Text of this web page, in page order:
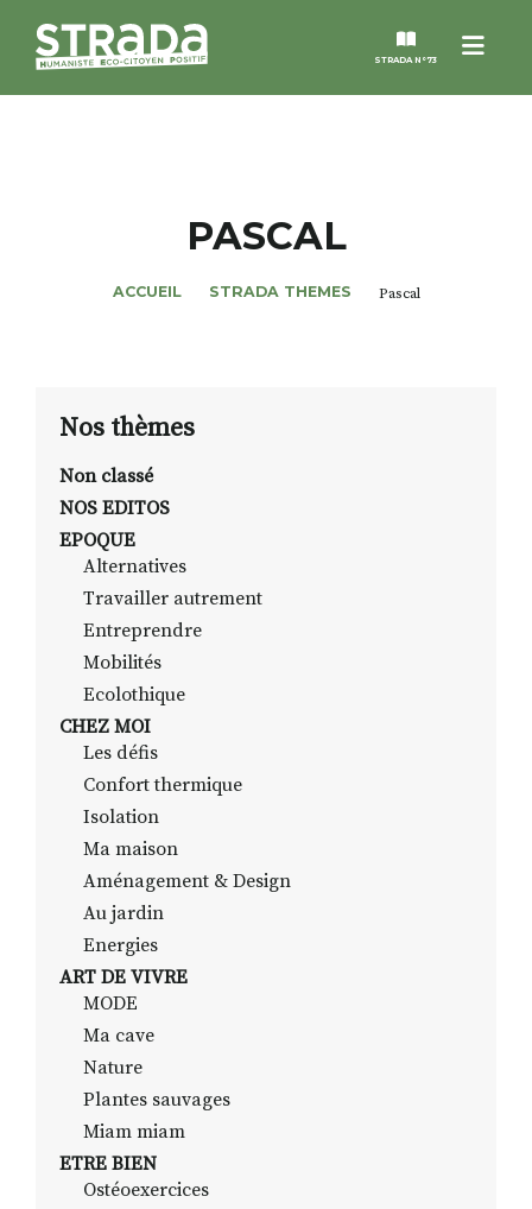
Menu
STRADA N°73
NOS THÈMES
ALTER STRADA
ROSÉE DE MAI
RECHERCHER
PASCAL
ACCUEIL STRADA THEMES Pascal
Nos thèmes
Non classé
NOS EDITOS
EPOQUE
Alternatives
Travailler autrement
Entreprendre
Mobilités
Ecolothique
CHEZ MOI
Les défis
Confort thermique
Isolation
Ma maison
Aménagement & Design
Au jardin
Energies
ART DE VIVRE
MODE
Ma cave
Nature
Plantes sauvages
Miam miam
ETRE BIEN
Ostéoexercices